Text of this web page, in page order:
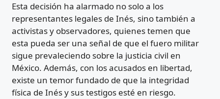
Esta decisión ha alarmado no solo a los
representantes legales de Inés, sino también a
activistas y observadores, quienes temen que
esta pueda ser una señal de que el fuero militar
sigue prevaleciendo sobre la justicia civil en
México. Además, con los acusados en libertad,
existe un temor fundado de que la integridad
física de Inés y sus testigos esté en riesgo.